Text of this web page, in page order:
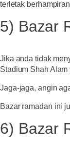
terletak
5) Bazar
Jika anda tidak
Stadium Shah
Jaga-jaga, angin
Bazar ramadan ini
6) Bazar